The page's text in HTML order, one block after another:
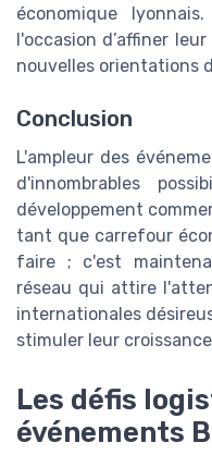
économique
l'occasion d’affiner
nouvelles orientations
Conclusion
L'ampleur des
d'innombrables
développement
tant que carrefour
faire ; c'est
réseau qui attire
internationales
stimuler leur
Les défis
événements